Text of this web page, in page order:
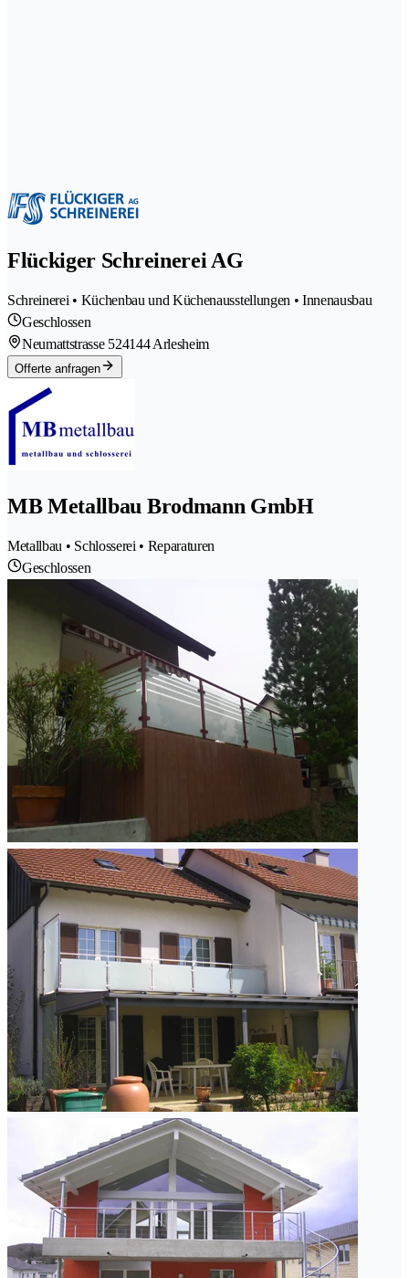
Flückiger Schreinerei AG
Schreinerei • Küchenbau und Küchenausstellungen • Innenausbau
Geschlossen
Neumattstrasse 524144 Arlesheim
Offerte anfragen
MB Metallbau Brodmann GmbH
Metallbau • Schlosserei • Reparaturen
Geschlossen